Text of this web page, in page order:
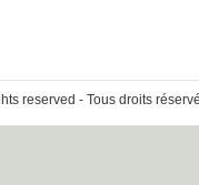
reserved - Tous droits